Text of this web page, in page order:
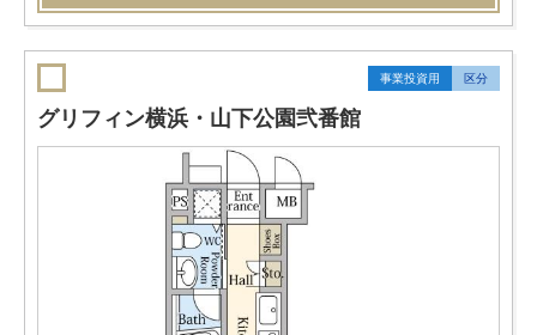
事業投資用 区分
グリフィン横浜・山下公園弐番館